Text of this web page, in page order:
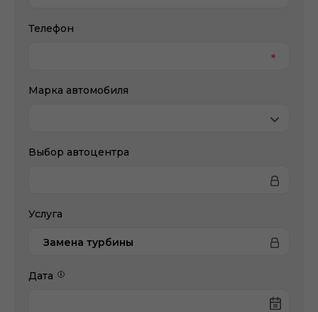
Телефон
Марка автомобиля
Выбор автоцентра
Услуга
Замена турбины
Дата